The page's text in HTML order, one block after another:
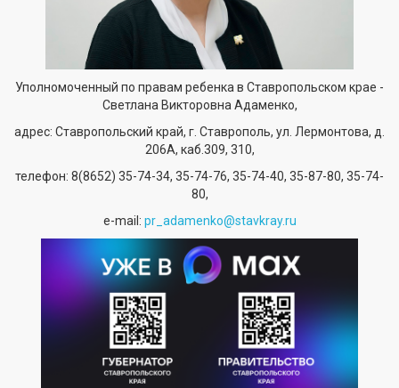
Уполномоченный по правам ребенка в Ставропольском крае -
Светлана Викторовна Адаменко,
адрес: Ставропольский край, г. Ставрополь, ул. Лермонтова, д.
206А, каб.309, 310,
телефон: 8(8652) 35-74-34, 35-74-76, 35-74-40, 35-87-80, 35-74-
80,
е-mail: pr_adamenko@stavkray.ru